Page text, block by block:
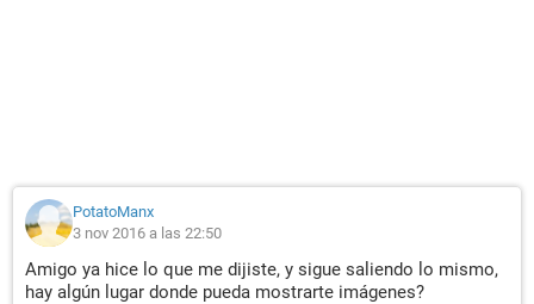
PotatoManx
3 nov 2016 a las 22:50
Amigo ya hice lo que me dijiste, y sigue saliendo lo mismo,
hay algún lugar donde pueda mostrarte imágenes?